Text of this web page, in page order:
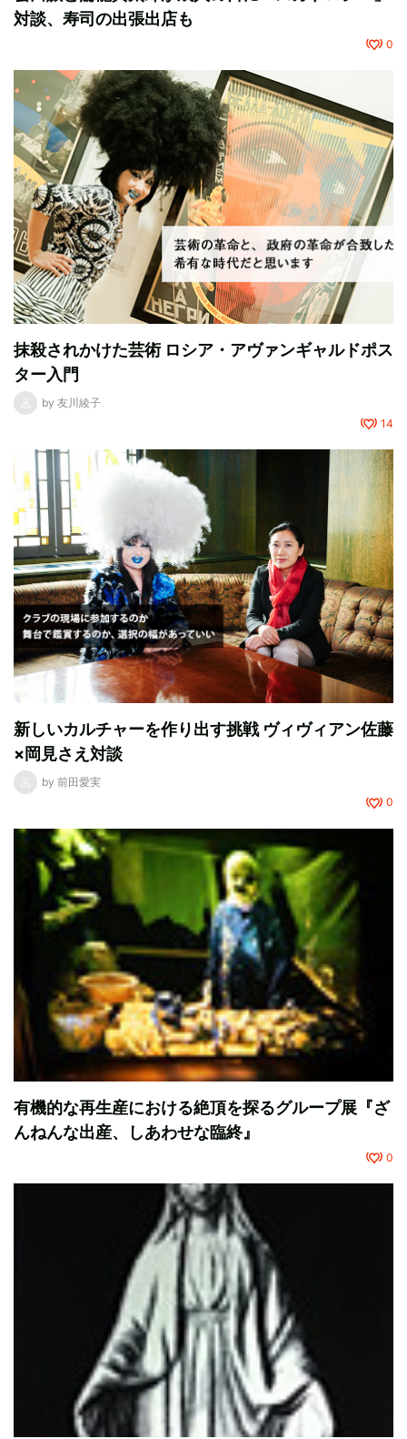
対談、寿司の出張出店も
0
抹殺されかけた芸術 ロシア・アヴァンギャルドポス
ター入門
by 友川綾子
14
新しいカルチャーを作り出す挑戦 ヴィヴィアン佐藤
×岡見さえ対談
by 前田愛実
0
有機的な再生産における絶頂を探るグループ展『ざ
んねんな出産、しあわせな臨終』
0